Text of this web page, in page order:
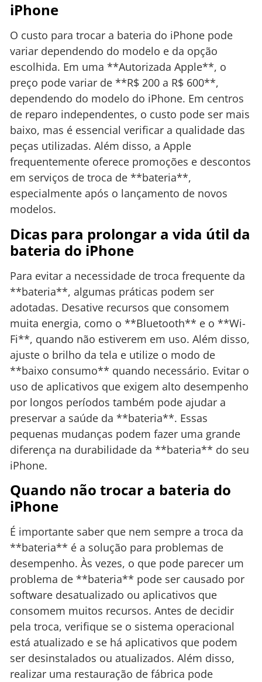
iPhone
O custo para trocar a bateria do iPhone pode
variar dependendo do modelo e da opção
escolhida. Em uma **Autorizada Apple**, o
preço pode variar de **R$ 200 a R$ 600**,
dependendo do modelo do iPhone. Em centros
de reparo independentes, o custo pode ser mais
baixo, mas é essencial verificar a qualidade das
peças utilizadas. Além disso, a Apple
frequentemente oferece promoções e descontos
em serviços de troca de **bateria**,
especialmente após o lançamento de novos
modelos.
Dicas para prolongar a vida útil da
bateria do iPhone
Para evitar a necessidade de troca frequente da
**bateria**, algumas práticas podem ser
adotadas. Desative recursos que consomem
muita energia, como o **Bluetooth** e o **Wi-
Fi**, quando não estiverem em uso. Além disso,
ajuste o brilho da tela e utilize o modo de
**baixo consumo** quando necessário. Evitar o
uso de aplicativos que exigem alto desempenho
por longos períodos também pode ajudar a
preservar a saúde da **bateria**. Essas
pequenas mudanças podem fazer uma grande
diferença na durabilidade da **bateria** do seu
iPhone.
Quando não trocar a bateria do
iPhone
É importante saber que nem sempre a troca da
**bateria** é a solução para problemas de
desempenho. Às vezes, o que pode parecer um
problema de **bateria** pode ser causado por
software desatualizado ou aplicativos que
consomem muitos recursos. Antes de decidir
pela troca, verifique se o sistema operacional
está atualizado e se há aplicativos que podem
ser desinstalados ou atualizados. Além disso,
realizar uma restauração de fábrica pode